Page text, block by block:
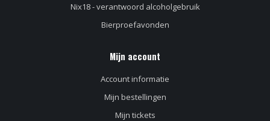
Nix18 - verantwoord alcoholgebruik
Bierproefavonden
Mijn account
Account informatie
Mijn bestellingen
Mijn tickets